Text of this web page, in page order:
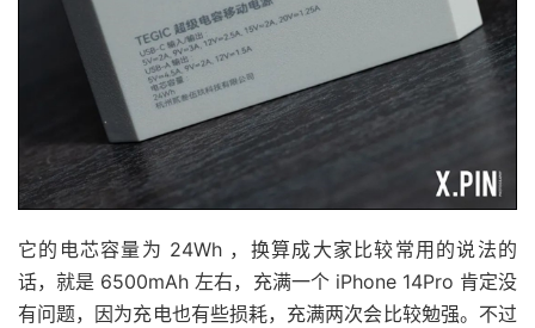
它的电芯容量为 24Wh ，换算成大家比较常用的说法的
话，就是 6500mAh 左右，充满一个 iPhone 14Pro 肯定没
有问题，因为充电也有些损耗，充满两次会比较勉强。不过